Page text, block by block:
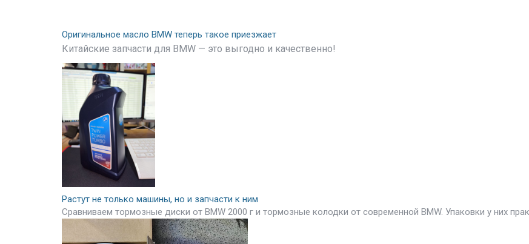
Оригинальное масло BMW теперь такое приезжает
Китайские запчасти для BMW — это выгодно и качественно!
Растут не только машины, но и запчасти к ним
Сравниваем тормозные диски от BMW 2000 г и тормозные колодки от современной BMW. Упаковки у них